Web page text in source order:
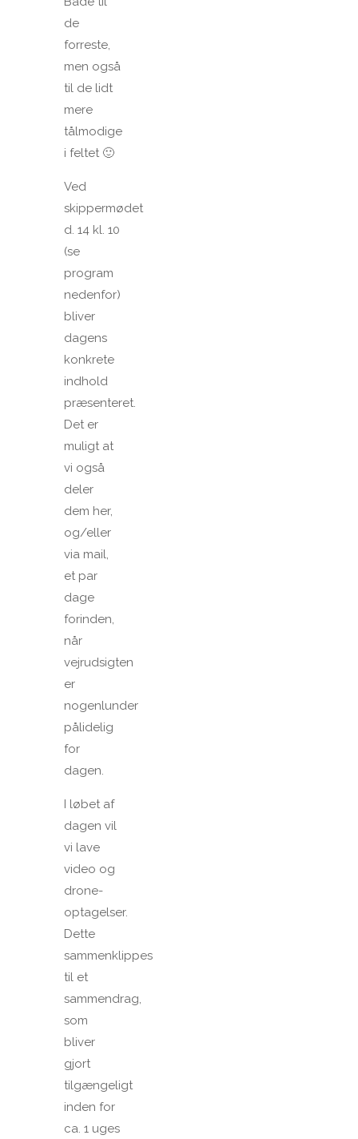
de
forreste,
men også
til de lidt
mere
tålmodige
i feltet 🙂
Ved
skippermødet
d. 14 kl. 10
(se
program
nedenfor)
bliver
dagens
konkrete
indhold
præsenteret.
Det er
muligt at
vi også
deler
dem her,
og/eller
via mail,
et par
dage
forinden,
når
vejrudsigten
er
nogenlunder
pålidelig
for
dagen.
I løbet af
dagen vil
vi lave
video og
drone-
optagelser.
Dette
sammenklippes
til et
sammendrag,
som
bliver
gjort
tilgængeligt
inden for
ca. 1 uges